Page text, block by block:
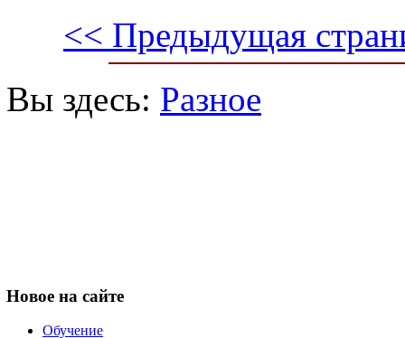
<< Предыдущая
Вы здесь: Разное
Новое на сайте
Обучение